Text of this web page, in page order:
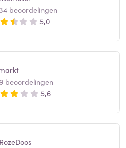
34 beoordelingen
5,0
9 beoordelingen
5,6